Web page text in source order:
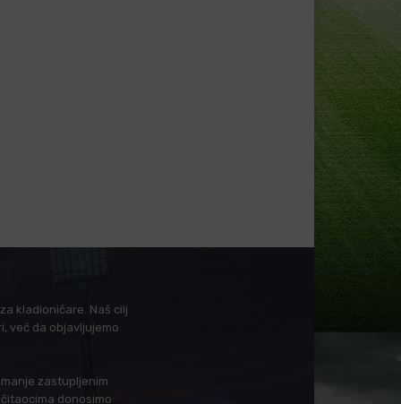
kladioničare. Naš cilj
već da objavljujemo
zastupljenim
donosimo